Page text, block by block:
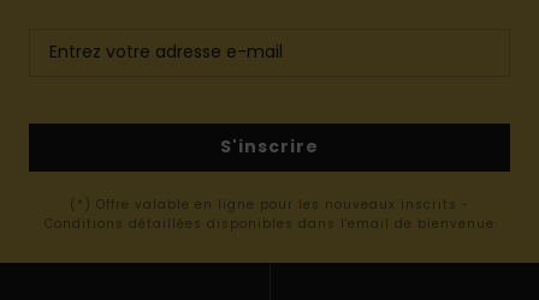
S'inscrire
(*) Offre valable en ligne pour les nouveaux inscrits -
Conditions détaillées disponibles dans l'email de bienvenue